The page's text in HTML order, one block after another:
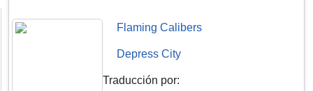
Flaming Calibers
Depress City
Traducción por: